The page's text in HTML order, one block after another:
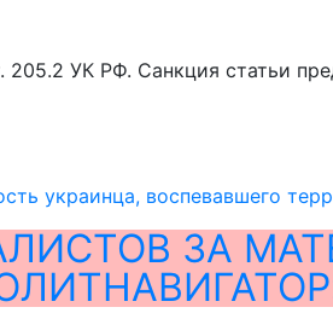
УК РФ. Санкция статьи
украинца, воспевавшего
ЗА